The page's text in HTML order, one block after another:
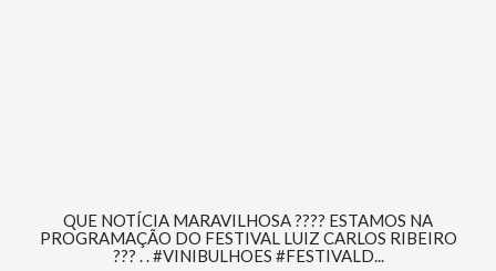
QUE NOTÍCIA MARAVILHOSA ???? ESTAMOS NA
PROGRAMAÇÃO DO FESTIVAL LUIZ CARLOS RIBEIRO
??? . . #VINIBULHOES #FESTIVALD...